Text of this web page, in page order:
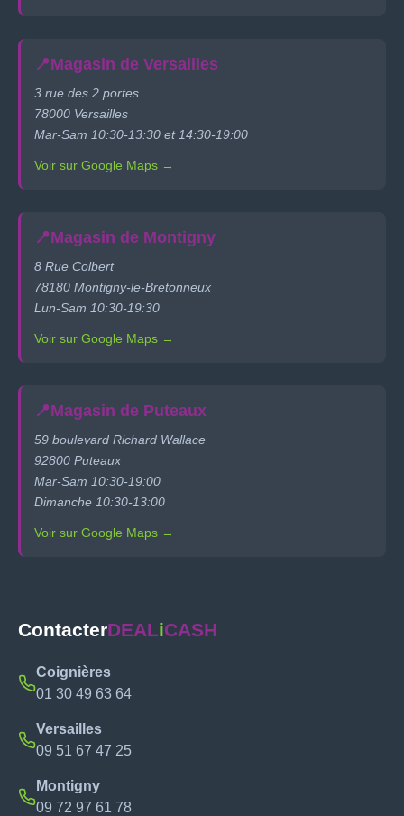
📍Magasin de Versailles
3 rue des 2 portes
78000 Versailles
Mar-Sam 10:30-13:30 et 14:30-19:00
Voir sur Google Maps →
📍Magasin de Montigny
8 Rue Colbert
78180 Montigny-le-Bretonneux
Lun-Sam 10:30-19:30
Voir sur Google Maps →
📍Magasin de Puteaux
59 boulevard Richard Wallace
92800 Puteaux
Mar-Sam 10:30-19:00
Dimanche 10:30-13:00
Voir sur Google Maps →
ContacterDEALiCASH
Coignières
01 30 49 63 64
Versailles
09 51 67 47 25
Montigny
09 72 97 61 78